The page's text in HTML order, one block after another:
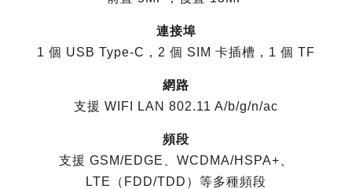
連接埠
1 個 USB Type-C，2 個 SIM 卡插槽，1 個 TF
網路
支援 WIFI LAN 802.11 A/b/g/n/ac
頻段
支援 GSM/EDGE、WCDMA/HSPA+、
LTE（FDD/TDD）等多種頻段